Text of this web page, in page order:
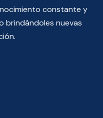
constante y
brindándoles nuevas